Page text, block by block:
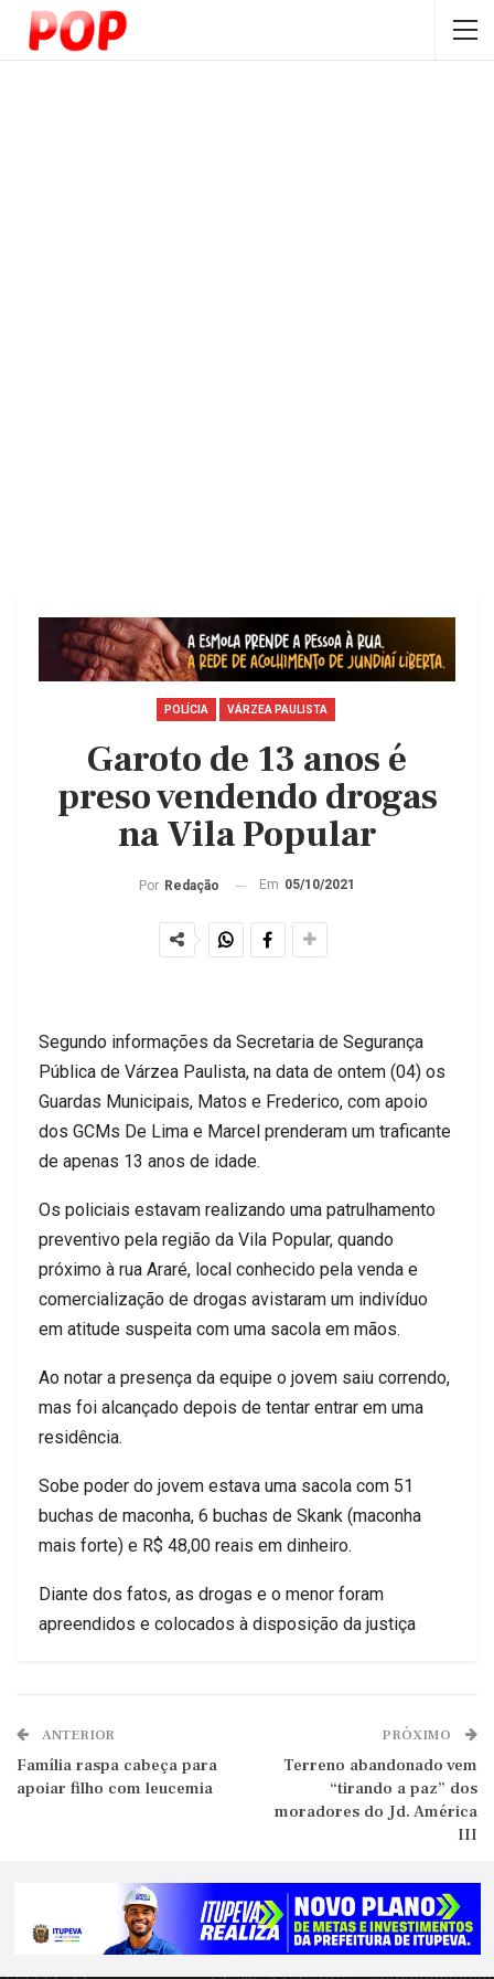
POLÍCIA VÁRZEA PAULISTA
Garoto de 13 anos é
preso vendendo drogas
na Vila Popular
Por Redação Em 05/10/2021
Segundo informações da Secretaria de Segurança
Pública de Várzea Paulista, na data de ontem (04) os
Guardas Municipais, Matos e Frederico, com apoio
dos GCMs De Lima e Marcel prenderam um traficante
de apenas 13 anos de idade.
Os policiais estavam realizando uma patrulhamento
preventivo pela região da Vila Popular, quando
próximo à rua Araré, local conhecido pela venda e
comercialização de drogas avistaram um indivíduo
em atitude suspeita com uma sacola em mãos.
Ao notar a presença da equipe o jovem saiu correndo,
mas foi alcançado depois de tentar entrar em uma
residência.
Sobe poder do jovem estava uma sacola com 51
buchas de maconha, 6 buchas de Skank (maconha
mais forte) e R$ 48,00 reais em dinheiro.
Diante dos fatos, as drogas e o menor foram
apreendidos e colocados à disposição da justiça
ANTERIOR
Família raspa cabeça para
apoiar filho com leucemia
PRÓXIMO
Terreno abandonado vem
“tirando a paz” dos
moradores do Jd. América
III